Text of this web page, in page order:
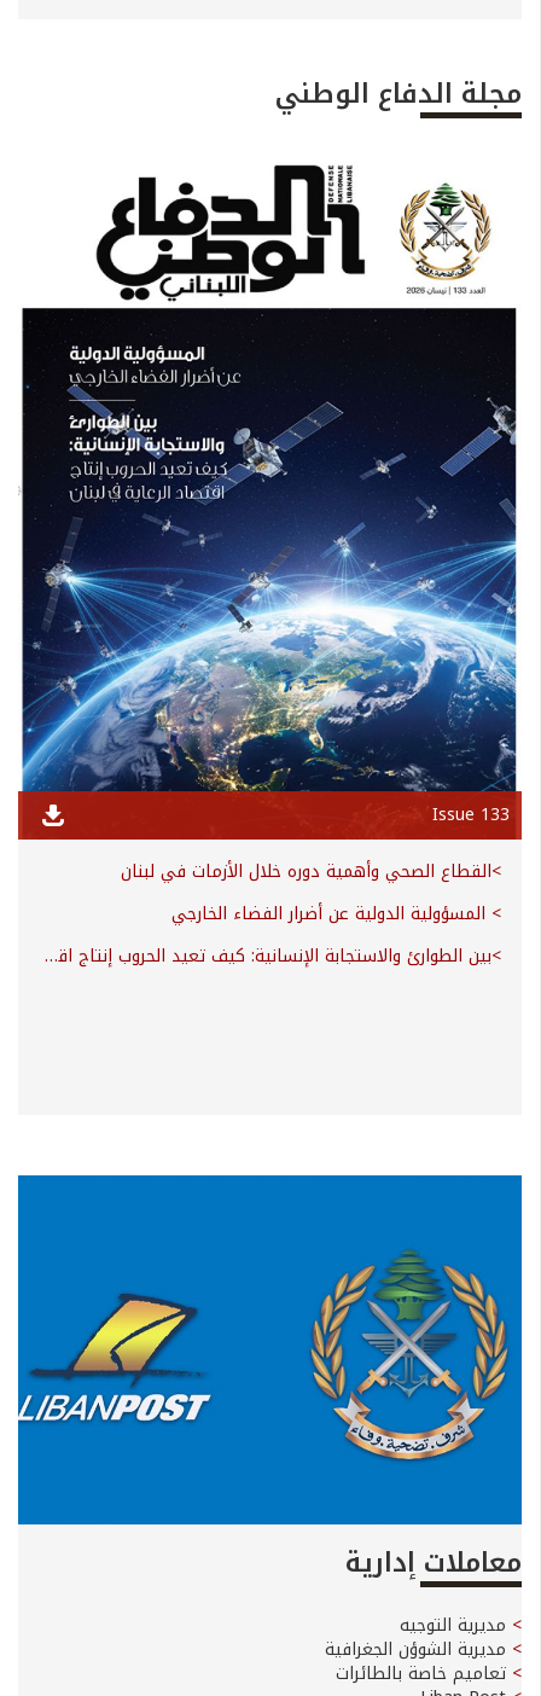
مجلة الدفاع الوطني
Issue 133
>القطاع الصحي وأهمية دوره خلال الأزمات في لبنان
> المسؤولية الدولية عن أضرار الفضاء الخارجي
>بين الطوارئ والاستجابة الإنسانية: كيف تعيد الحروب إنتاج اقتصاد الرعاية في لبنان
معاملات إدارية
مديرية التوجيه
مديرية الشوؤن الجغرافية
تعاميم خاصة بالطائرات